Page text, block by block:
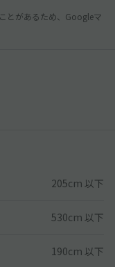
とがあるため、Googleマ
205cm 以下
530cm 以下
190cm 以下